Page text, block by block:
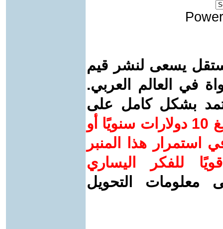
يسعى لنشر قيم
في العالم العربي.
بشكل كامل على
ساهم/ي معنا! بدعمكم بمبلغ 10 دولارات سنويًا أو
استمرار هذا المنبر
للفكر اليساري
معلومات التحويل